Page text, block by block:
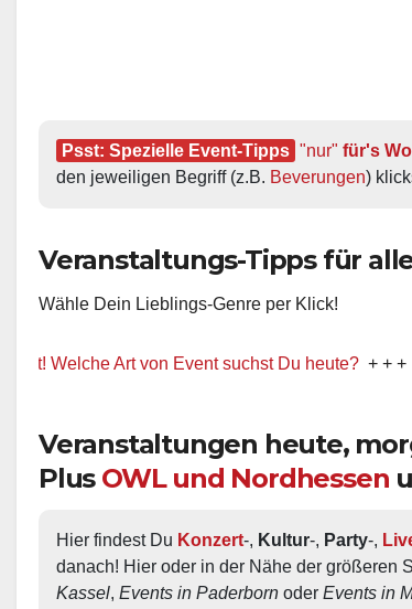
Psst: Spezielle Event-Tipps "nur" für's
den jeweiligen Begriff (z.B. Beverungen)
Veranstaltungs-Tipps für
Wähle Dein Lieblings-Genre per Klick!
Art von Event suchst Du heute? + + + Kino /
Veranstaltungen heute,
Plus OWL und Nordhessen
Hier findest Du Konzert-, Kultur-, Party-,
danach! Hier oder in der Nähe der größeren
Kassel, Events in Paderborn oder Events in